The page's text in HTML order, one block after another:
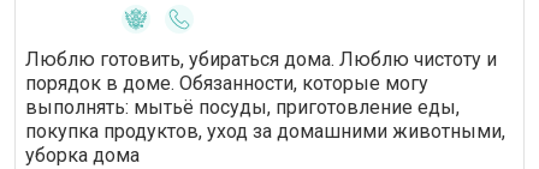
Люблю готовить, убираться дома. Люблю чистоту и
порядок в доме. Обязанности, которые могу
выполнять: мытьё посуды, приготовление еды,
покупка продуктов, уход за домашними животными,
уборка дома